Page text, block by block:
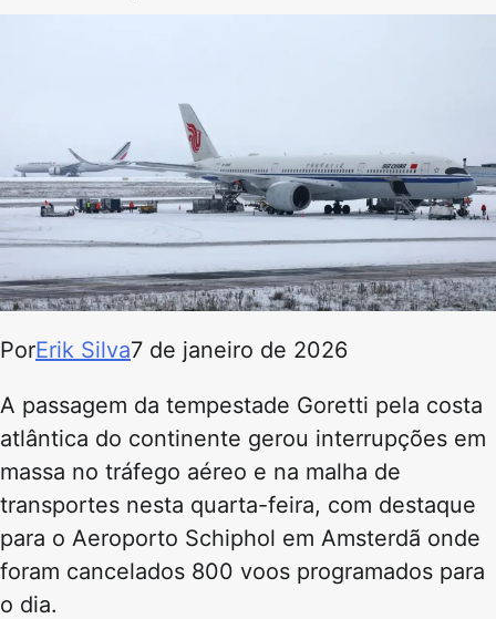
PorErik Silva7 de janeiro de 2026
A passagem da tempestade Goretti pela costa
atlântica do continente gerou interrupções em
massa no tráfego aéreo e na malha de
transportes nesta quarta-feira, com destaque
para o Aeroporto Schiphol em Amsterdã onde
foram cancelados 800 voos programados para
o dia.